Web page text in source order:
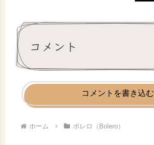
コメント
コメントを書き込む
ホーム ボレロ（Bolero）